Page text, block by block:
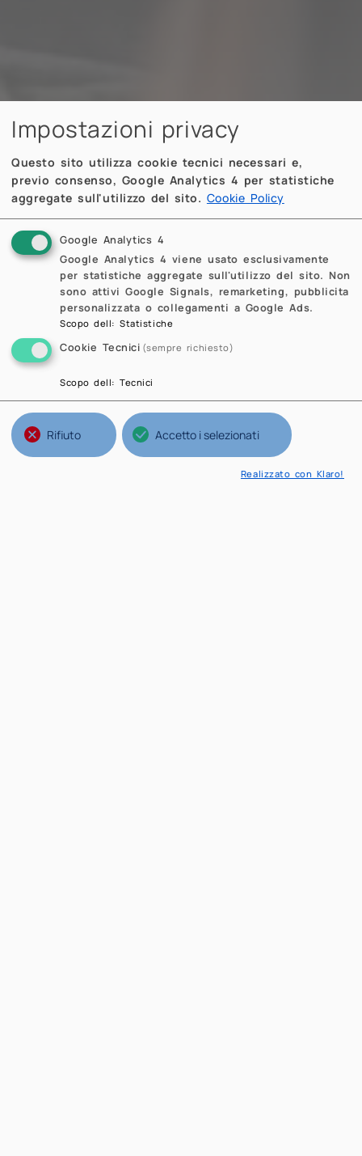
Impostazioni privacy
Questo sito utilizza cookie tecnici necessari e,
previo consenso, Google Analytics 4 per statistiche
aggregate sull'utilizzo del sito. Cookie Policy
Google Analytics 4
Google Analytics 4 viene usato esclusivamente
per statistiche aggregate sull'utilizzo del sito. Non
sono attivi Google Signals, remarketing, pubblicita
personalizzata o collegamenti a Google Ads.
Scopo dell:Statistiche
Cookie Tecnici (sempre richiesto)
Scopo dell:Tecnici
Rifiuto Accetto i selezionati
Realizzato con Klaro!